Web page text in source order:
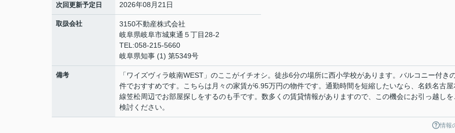
次回更新予定日 2026年08月21日
取扱会社
3150不動産株式会社
岐阜県岐阜市城東通５丁目28-2
TEL:058-215-5660
岐阜県知事 (1) 第5349号
備考
「ワイズヴィラ岐南WEST」のここがイチオシ。徒歩6分の場所に西小学校があります。バルコニー付き
件でおすすめです。こちらは月々の家賃が6.95万円の物件です。通勤時間を短縮したいなら、名鉄名古屋
線笠松周辺でお部屋探しをするのも手です。数多くの賃貸情報がありますので、この機会にお引っ越しを
検討ください。
情報